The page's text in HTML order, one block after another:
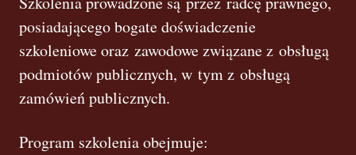
posiadającego bogate doświadczenie
szkoleniowe oraz zawodowe związane z obsługą
podmiotów publicznych, w tym z obsługą
zamówień publicznych.
Program szkolenia obejmuje: